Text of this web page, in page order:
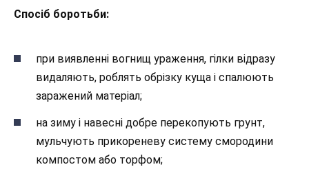
Спосіб боротьби:
при виявленні вогнищ ураження, гілки відразу
видаляють, роблять обрізку куща і спалюють
заражений матеріал;
на зиму і навесні добре перекопують грунт,
мульчують прикореневу систему смородини
компостом або торфом;